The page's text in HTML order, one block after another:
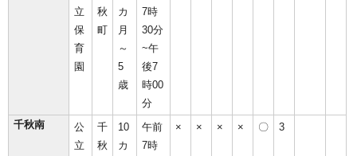
立
保
育
園
秋
町
カ
月
～
5
歳
7時
30分
~午
後7
時00
分
千秋南
公
立
千
秋
10
カ
午前
7時
× × × × 〇 3